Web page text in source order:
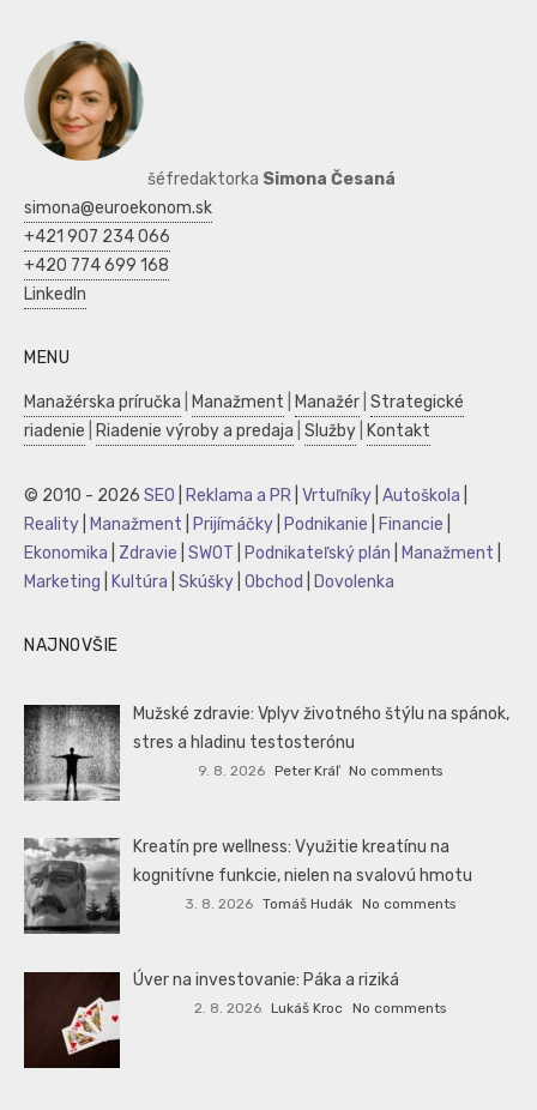
šéfredaktorka Simona Česaná
simona@euroekonom.sk
+421 907 234 066
+420 774 699 168
LinkedIn
MENU
Manažérska príručka Manažment Manažér Strategické
riadenie
Riadenie výroby a predaja Služby Kontakt
© 2010 - 2026 SEO Reklama a PR Vrtuľníky Autoškola
Reality
Manažment Prijímáčky Podnikanie Financie
Ekonomika
Zdravie SWOT Podnikateľský plán Manažment
Marketing
Kultúra Skúšky Obchod Dovolenka
NAJNOVŠIE
Mužské zdravie: Vplyv životného štýlu na spánok,
stres a hladinu testosterónu
9. 8. 2026 Peter Kráľ No comments
Kreatín pre wellness: Využitie kreatínu na
kognitívne funkcie, nielen na svalovú hmotu
3. 8. 2026 Tomáš Hudák No comments
Úver na investovanie: Páka a riziká
2. 8. 2026 Lukáš Kroc No comments